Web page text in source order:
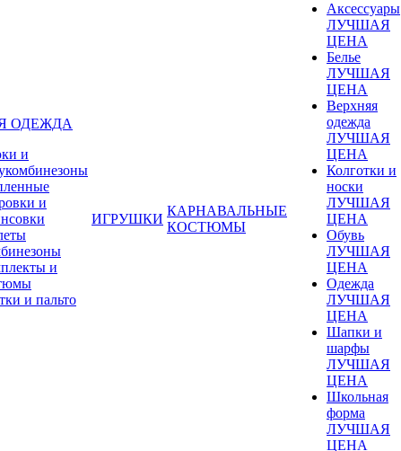
ОДЕЖДА
и
и
и
и пальто
ИГРУШКИ
КАРНАВАЛЬНЫЕ
КОСТЮМЫ
Аксессуары
ЛУЧШАЯ
ЦЕНА
Белье
ЛУЧШАЯ
ЦЕНА
Верхняя
одежда
ЛУЧШАЯ
ЦЕНА
Колготки и
носки
ЛУЧШАЯ
ЦЕНА
Обувь
ЛУЧШАЯ
ЦЕНА
Одежда
ЛУЧШАЯ
ЦЕНА
Шапки и
шарфы
ЛУЧШАЯ
ЦЕНА
Школьная
форма
ЛУЧШАЯ
ЦЕНА